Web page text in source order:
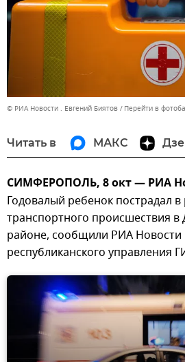
© РИА Новости . Евгений Биятов Перейти в
Читать в МАКС
СИМФЕРОПОЛЬ, 8 окт — РИА
Годовалый ребенок пострадал
транспортного происшествия
районе, сообщили РИА Новости
республиканского управления